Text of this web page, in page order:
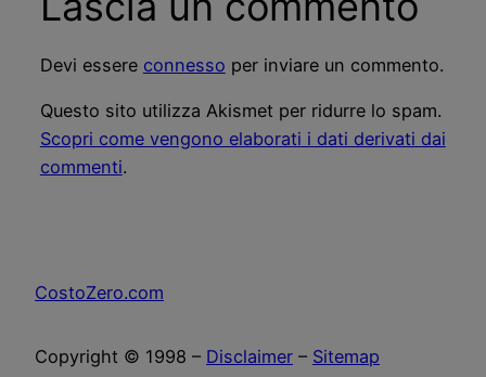
Devi essere connesso per inviare un commento.
Questo sito utilizza Akismet per ridurre lo spam.
Scopri come vengono elaborati i dati derivati dai
commenti.
CostoZero.com
Copyright © 1998 – Disclaimer – Sitemap